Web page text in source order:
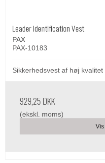
Leader Identification Vest
PAX
PAX-10183
Sikkerhedsvest af høj kvalitet
929,25 DKK
(ekskl. moms)